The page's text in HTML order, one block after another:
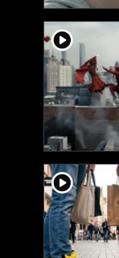
player2
player2